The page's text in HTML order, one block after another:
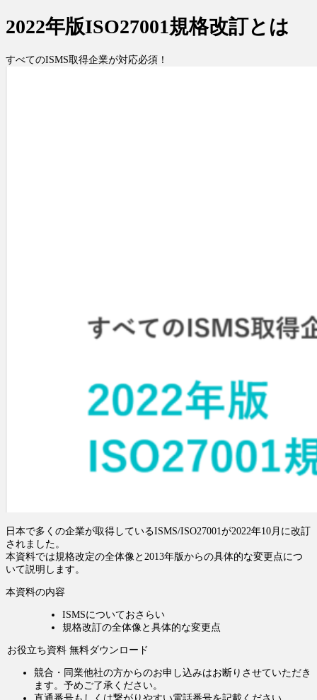
2022年版ISO27001規格改訂とは
すべてのISMS取得企業が対応必須！
日本で多くの企業が取得しているISMS/ISO27001が2022年10月に改訂
されました。
本資料では規格改定の全体像と2013年版からの具体的な変更点につ
いて説明します。
本資料の内容
ISMSについておさらい
規格改訂の全体像と具体的な変更点
お役立ち資料 無料ダウンロード
競合・同業他社の方からのお申し込みはお断りさせていただき
ます。予めご了承ください。
直通番号もしくは繋がりやすい電話番号を記載ください。